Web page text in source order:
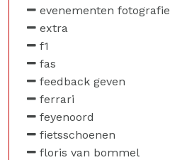
evenementen fotografie
extra
f1
fas
feedback geven
ferrari
feyenoord
fietsschoenen
floris van bommel